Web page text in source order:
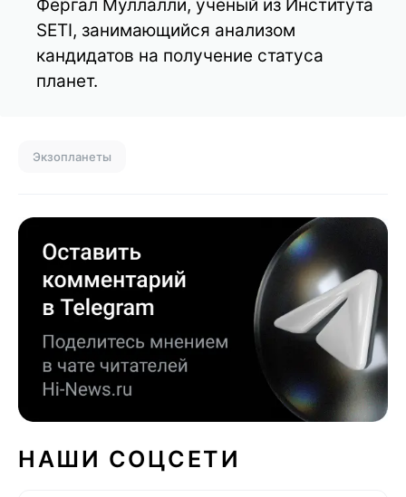
Фергал Муллалли, ученый из Института
SETI, занимающийся анализом
кандидатов на получение статуса
планет.
Экзопланеты
НАШИ СОЦСЕТИ